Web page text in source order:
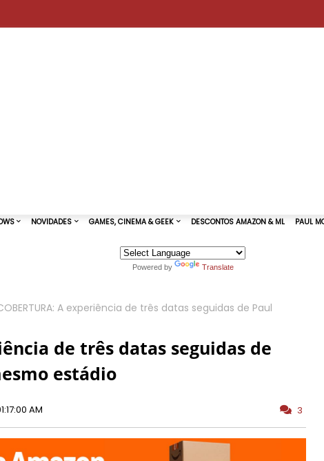
Powered by Translate
A experiência de três datas seguidas de Paul
de três datas seguidas de
estádio
AM 3